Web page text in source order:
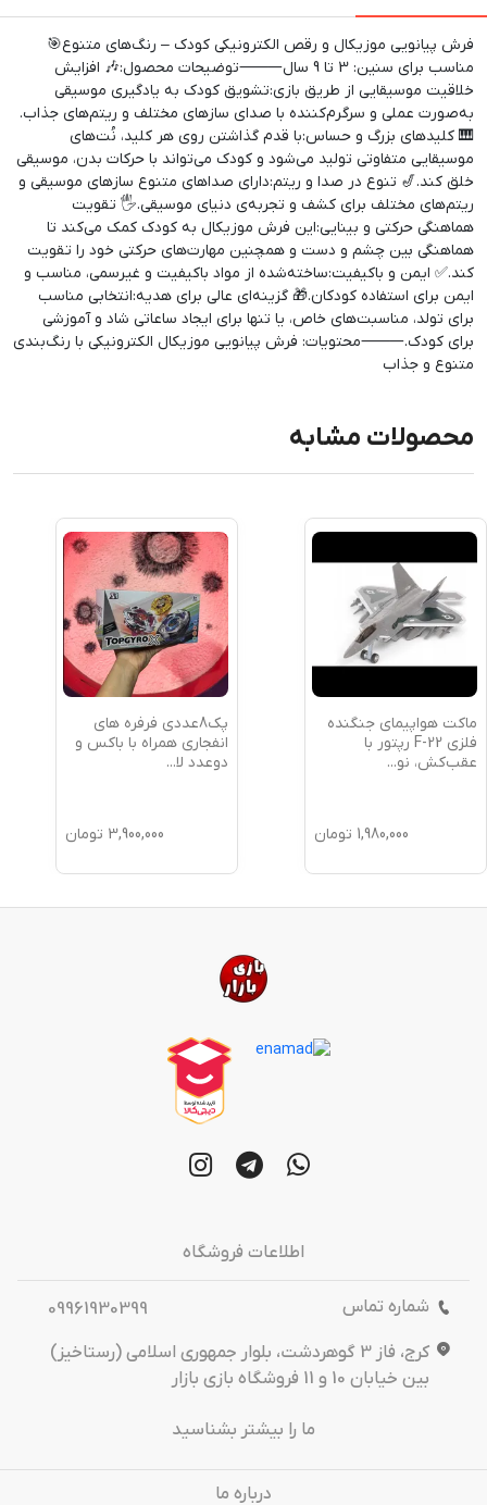
فرش پیانویی موزیکال و رقص الکترونیکی کودک – رنگ‌های متنوع🎯
مناسب برای سنین: 3 تا 9 سال⸻توضیحات محصول:🎶 افزایش
خلاقیت موسیقایی از طریق بازی:تشویق کودک به یادگیری موسیقی
به‌صورت عملی و سرگرم‌کننده با صدای سازهای مختلف و ریتم‌های جذاب.
🎹 کلیدهای بزرگ و حساس:با قدم گذاشتن روی هر کلید، نُت‌های
موسیقایی متفاوتی تولید می‌شود و کودک می‌تواند با حرکات بدن، موسیقی
خلق کند.🎷 تنوع در صدا و ریتم:دارای صداهای متنوع سازهای موسیقی و
ریتم‌های مختلف برای کشف و تجربه‌ی دنیای موسیقی.🖐️ تقویت
هماهنگی حرکتی و بینایی:این فرش موزیکال به کودک کمک می‌کند تا
هماهنگی بین چشم و دست و همچنین مهارت‌های حرکتی خود را تقویت
کند.✅ ایمن و باکیفیت:ساخته‌شده از مواد باکیفیت و غیرسمی، مناسب و
ایمن برای استفاده کودکان.🎁 گزینه‌ای عالی برای هدیه:انتخابی مناسب
برای تولد، مناسبت‌های خاص، یا تنها برای ایجاد ساعاتی شاد و آموزشی
برای کودک.⸻محتویات: فرش پیانویی موزیکال الکترونیکی با رنگ‌بندی
متنوع و جذاب
محصولات مشابه
ماکت هواپیمای جنگنده
فلزی F-22 رپتور با
عقب‌کش، نو...
1,980,000 تومان
پک8عددی فرفره های
انفجاری همراه با باکس و
دوعدد لا...
3,900,000 تومان
اطلاعات فروشگاه
شماره تماس
09961930399
کرج، فاز 3 گوهردشت، بلوار جمهوری اسلامی (رستاخیز)
بین خیابان 10 و 11 فروشگاه بازی بازار
ما را بیشتر بشناسید
درباره‌ ما